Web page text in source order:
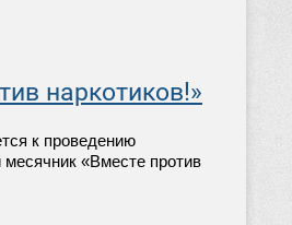
наркотиков!»
к проведению
«Вместе против